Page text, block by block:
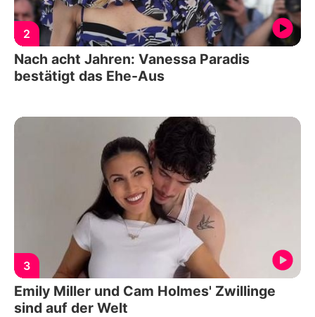
2
Nach acht Jahren: Vanessa Paradis
bestätigt das Ehe-Aus
3
Emily Miller und Cam Holmes' Zwillinge
sind auf der Welt